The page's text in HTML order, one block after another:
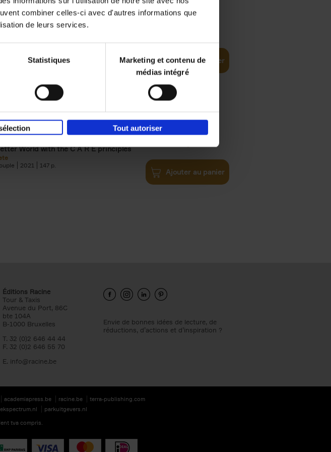
combiner celles-ci avec d'autres informations que
de leurs services.
Statistiques
Marketing et contenu de
médias intégré
Tout autoriser
like a PRO -
revised edition
Ajouter au panier
Brand Care?
World with the C A R E principles
2021 147
€34,99
Ajouter au panier
Éditions Racine
Tour & Taxis
Avenue du Port, 86C
bte 104A
B-1000 Bruxelles
T. 32 (0)2 646 44 44
F. 32 (0)2 646 55 70
E. info@racine.be
Envie de bonnes idées de lecture, de
réductions, d’actions et d’inspiration ?
academiapress.be racine.be
terra-publishing.com
parkuitgevers.nl
tva compris.